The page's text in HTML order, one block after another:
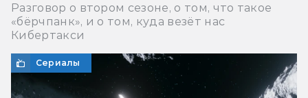
Разговор о втором сезоне, о том, что такое
«бёрчпанк», и о том, куда везёт нас
Кибертакси
Сериалы